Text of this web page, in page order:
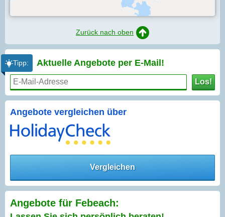
Zurück nach oben
Tipp: Aktuelle Angebote per E-Mail!
Los!
Angebote vergleichen über
Vergleichen
Angebote für Febeach: